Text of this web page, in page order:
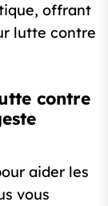
offrant
lutte contre
contre
aider les
vous